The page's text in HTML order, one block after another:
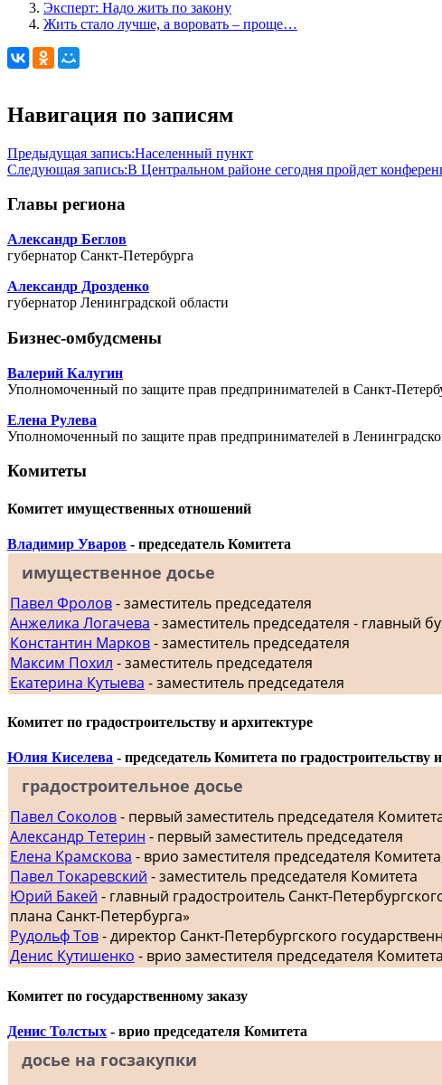
Эксперт: Надо жить по закону
Жить стало лучше, а воровать – проще…
Навигация по записям
Предыдущая запись:Населенный пункт
Следующая запись:В Центральном районе сегодня пройдет
Главы региона
Александр Беглов
губернатор Санкт-Петербурга
Александр Дрозденко
губернатор Ленинградской области
Бизнес-омбудсмены
Валерий Калугин
Уполномоченный по защите прав предпринимателей в Санкт-
Елена Рулева
Уполномоченный по защите прав предпринимателей в
Комитеты
Комитет имущественных отношений
Владимир Уваров - председатель Комитета
имущественное досье
Павел Фролов- заместитель председателя
Анжелика Логачева - заместитель председателя - главный
Константин Марков- заместитель председателя
Максим Похил - заместитель председателя
Екатерина Кутыева - заместитель председателя
Комитет по градостроительству и архитектуре
Юлия Киселева - председатель Комитета по градостроительству
градостроительное досье
Павел Соколов- первый заместитель председателя
Александр Тетерин - первый заместитель председателя
Елена Крамскова - врио заместителя председателя
Павел Токаревский - заместитель председателя Комитета
Юрий Бакей - главный градостроитель Санкт-
плана Санкт-Петербурга»
Рудольф Тов- директор Санкт-Петербургского
Денис Кутишенко - врио заместителя председателя
Комитет по государственному заказу
Денис Толстых - врио председателя Комитета
досье на госзакупки